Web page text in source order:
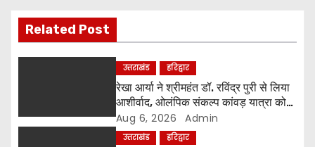
i
g
i
Related Post
उत्तराखंड हरिद्वार
रेखा आर्या ने श्रीमहंत डॉ. रविंद्र पुरी से लिया
आशीर्वाद, ओलंपिक संकल्प कांवड़ यात्रा को
मिला संतों का समर्थन
Aug 6, 2026 Admin
उत्तराखंड हरिद्वार